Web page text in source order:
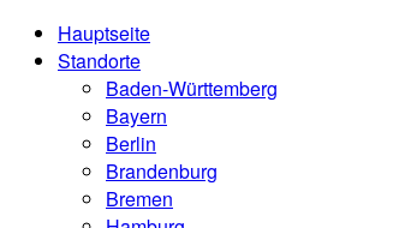
Hauptseite
Standorte
Baden-Württemberg
Bayern
Berlin
Brandenburg
Bremen